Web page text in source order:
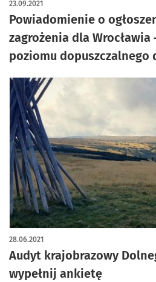
Powiadomienie o
zagrożenia dla Wrocławia –
poziomu dopuszczalnego
23.09.2021
Audyt krajobrazowy
wypełnij ankietę
28.06.2021